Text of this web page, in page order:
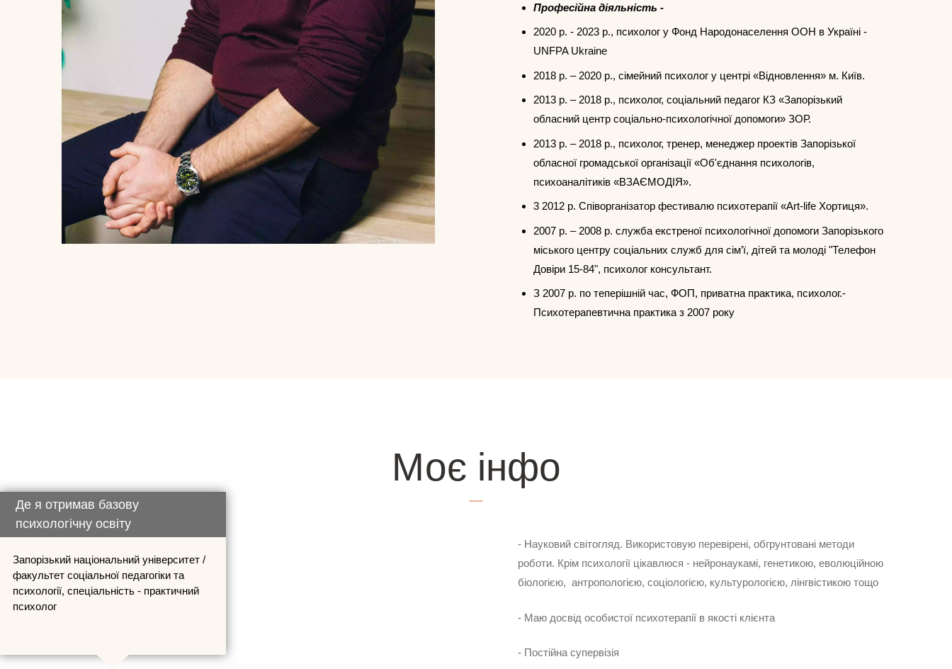
Професійна діяльність -
2020 р. - 2023 р., психолог у Фонд Народонаселення ООН в Україні -
UNFPA Ukraine
2018 р. – 2020 р., сімейний психолог у центрі «Відновлення» м. Київ.
2013 р. – 2018 р., психолог, соціальний педагог КЗ «Запорізький
обласний центр соціально-психологічної допомоги» ЗОР.
2013 р. – 2018 р., психолог, тренер, менеджер проектів Запорізької
обласної громадської організації «Об'єднання психологів,
психоаналітиків «ВЗАЄМОДІЯ».
3 2012 р. Співорганізатор фестивалю психотерапії «Art-life Хортиця».
2007 р. – 2008 р. служба екстреної психологічної допомоги Запорізького
міського центру соціальних служб для сім’ї, дітей та молоді "Телефон
Довіри 15-84", психолог консультант.
З 2007 р. по теперішній час, ФОП, приватна практика, психолог.-
Психотерапевтична практика з 2007 року
Моє інфо
Де я отримав базову
психологічну освіту
Де я навчався психотерапії
Запорізький національний університет /
факультет соціальної педагогіки та
психології, спеціальність - практичний
психолог
Psychodrama Association for Europe e.V
міжнародний навчальний проект УСП
музикотерапії, Wiener Institut fur
- Науковий світогляд. Використовую перевірені, обгрунтовані методи
роботи. Крім психології цікавлюся - нейронаукамі, генетикою, еволюційною
біологією, антропологією, соціологією, культурологією, лінгвістикою тощо
- Маю досвід особистої психотерапії в якості клієнта
- Постійна супервізія